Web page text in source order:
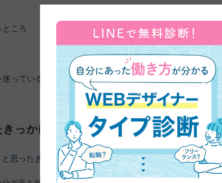
ところ
っている方へのメッセージ
っかけ
思ったきっかけとか理由は何だったんですか？